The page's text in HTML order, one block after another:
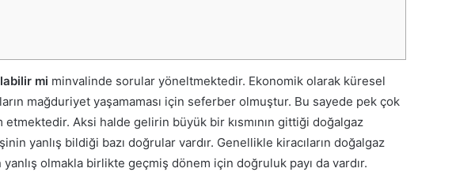
mi minvalinde sorular yöneltmektedir. Ekonomik olarak küresel
mağduriyet yaşamaması için seferber olmuştur. Bu sayede pek çok
Aksi halde gelirin büyük bir kısmının gittiği doğalgaz
yanlış bildiği bazı doğrular vardır. Genellikle kiracıların doğalgaz
olmakla birlikte geçmiş dönem için doğruluk payı da vardır.